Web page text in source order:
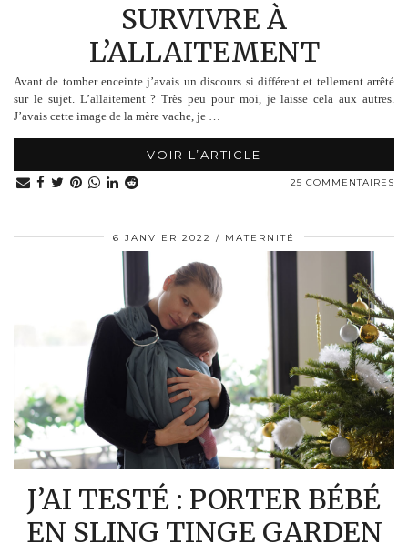
SURVIVRE À
L’ALLAITEMENT
Avant de tomber enceinte j’avais un discours si différent et tellement arrêté
sur le sujet. L’allaitement ? Très peu pour moi, je laisse cela aux autres.
J’avais cette image de la mère vache, je …
VOIR L’ARTICLE
25 COMMENTAIRES
6 JANVIER 2022 MATERNITÉ
J’AI TESTÉ : PORTER BÉBÉ
EN SLING TINGE GARDEN